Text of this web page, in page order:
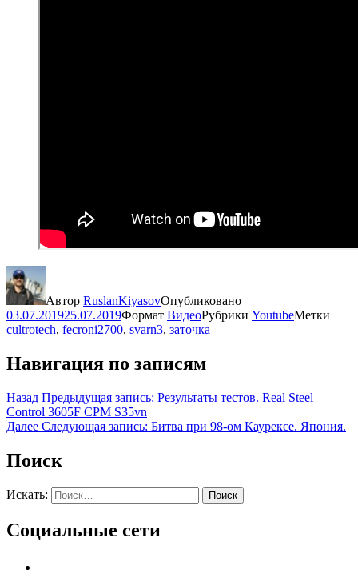
Автор RuslanKiyasovОпубликовано
03.07.201925.07.2019Формат ВидеоРубрики YoutubeМетки
cultrotech, fecroni2700, svarn3, заточка
Навигация по записям
Назад Предыдущая запись: Результаты тестов. Real Steel
Control 3605F CPM S35vn
Далее Следующая запись: Битва при 98-ом Каурексе. Япония.
Поиск
Искать: Поиск
Социальные сети